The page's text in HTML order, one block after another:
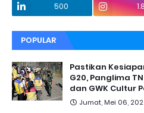
500
POPULAR
Pastikan
G20, Panglima
dan GWK Cultur
Jumat, Mei 06,